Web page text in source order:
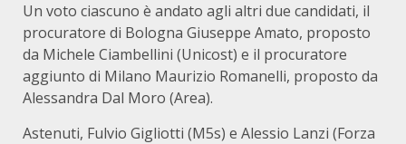
Un voto ciascuno è andato agli altri due candidati, il
procuratore di Bologna Giuseppe Amato, proposto
da Michele Ciambellini (Unicost) e il procuratore
aggiunto di Milano Maurizio Romanelli, proposto da
Alessandra Dal Moro (Area).
Astenuti, Fulvio Gigliotti (M5s) e Alessio Lanzi (Forza